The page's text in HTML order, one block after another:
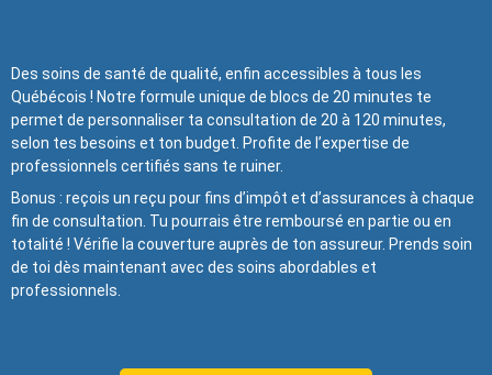
Des soins de santé de qualité, enfin accessibles à tous les
Québécois ! Notre formule unique de blocs de 20 minutes te
permet de personnaliser ta consultation de 20 à 120 minutes,
selon tes besoins et ton budget. Profite de l’expertise de
professionnels certifiés sans te ruiner.
Bonus : reçois un reçu pour fins d’impôt et d’assurances à chaque
fin de consultation. Tu pourrais être remboursé en partie ou en
totalité ! Vérifie la couverture auprès de ton assureur. Prends soin
de toi dès maintenant avec des soins abordables et
professionnels.